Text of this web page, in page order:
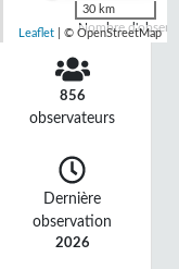
Nombre
30 km
Leaflet | © OpenStreetMap
856
observateurs
Dernière
observation
2026